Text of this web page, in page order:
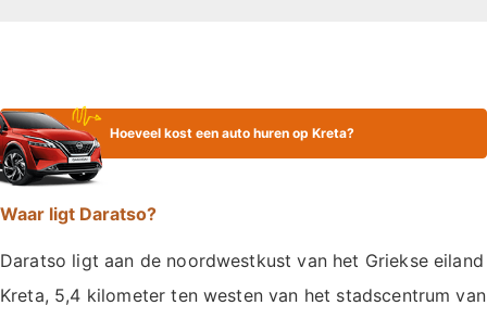
Hoeveel kost een auto huren op Kreta?
Waar ligt Daratso?
Daratso ligt aan de noordwestkust van het Griekse eiland
Kreta, 5,4 kilometer ten westen van het stadscentrum van